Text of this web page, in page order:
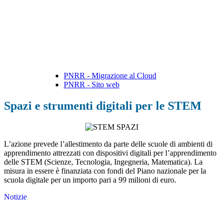
PNRR - Migrazione al Cloud
PNRR - Sito web
Spazi e strumenti digitali per le STEM
L’azione prevede l’allestimento da parte delle scuole di ambienti di
apprendimento attrezzati con dispositivi digitali per l’apprendimento
delle STEM (Scienze, Tecnologia, Ingegneria, Matematica). La
misura in essere è finanziata con fondi del Piano nazionale per la
scuola digitale per un importo pari a 99 milioni di euro.
Notizie